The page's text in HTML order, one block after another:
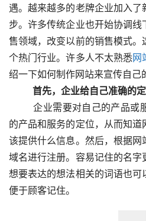
遇。越来越多的老牌企业加入
步。许多传统企业也开始协调
售领域，改变以前的销售模式。
个热门行业。许多人不太熟悉网
绍一下如何制作网站来宣传自己
首先，企业给自己准确的
的产品和服务的定位，从而知
该提供什么信息。然后，根据
域名进行注册。容易记住的名
想要表达的想法相关的词语也
便于顾客记住。